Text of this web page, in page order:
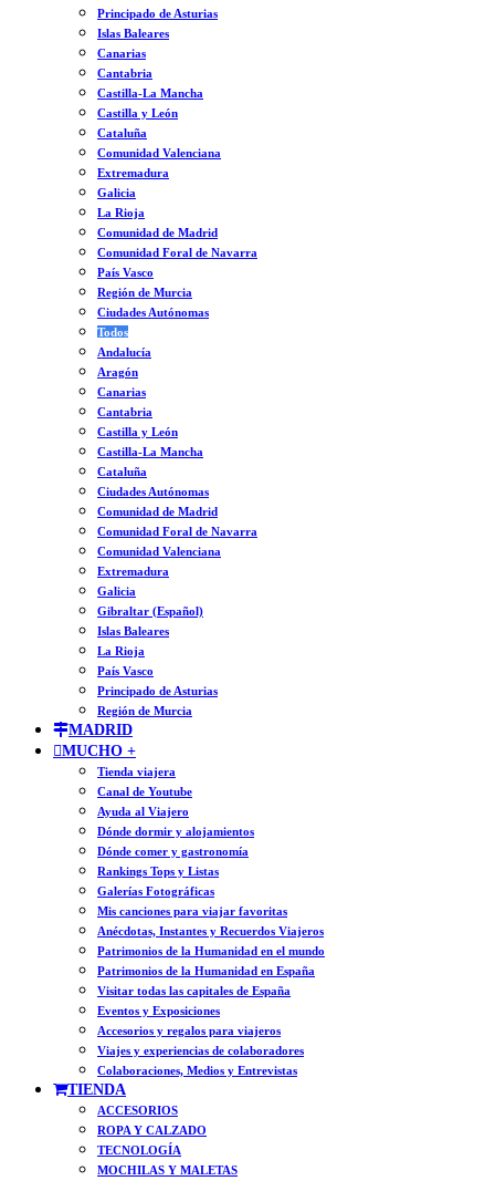
Principado de Asturias
Islas Baleares
Canarias
Cantabria
Castilla-La Mancha
Castilla y León
Cataluña
Comunidad Valenciana
Extremadura
Galicia
La Rioja
Comunidad de Madrid
Comunidad Foral de Navarra
País Vasco
Región de Murcia
Ciudades Autónomas
Todos
Andalucía
Aragón
Canarias
Cantabria
Castilla y León
Castilla-La Mancha
Cataluña
Ciudades Autónomas
Comunidad de Madrid
Comunidad Foral de Navarra
Comunidad Valenciana
Extremadura
Galicia
Gibraltar (Español)
Islas Baleares
La Rioja
País Vasco
Principado de Asturias
Región de Murcia
MADRID
MUCHO +
Tienda viajera
Canal de Youtube
Ayuda al Viajero
Dónde dormir y alojamientos
Dónde comer y gastronomía
Rankings Tops y Listas
Galerías Fotográficas
Mis canciones para viajar favoritas
Anécdotas, Instantes y Recuerdos Viajeros
Patrimonios de la Humanidad en el mundo
Patrimonios de la Humanidad en España
Visitar todas las capitales de España
Eventos y Exposiciones
Accesorios y regalos para viajeros
Viajes y experiencias de colaboradores
Colaboraciones, Medios y Entrevistas
TIENDA
ACCESORIOS
ROPA Y CALZADO
TECNOLOGÍA
MOCHILAS Y MALETAS